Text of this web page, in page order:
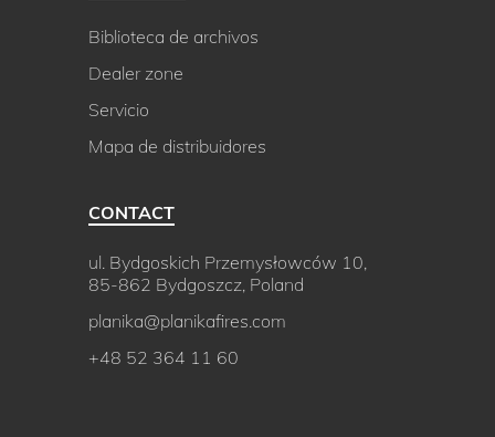
Biblioteca de archivos
Dealer zone
Servicio
Mapa de distribuidores
CONTACT
ul. Bydgoskich Przemysłowców 10,
85-862 Bydgoszcz, Poland
planika@planikafires.com
+48 52 364 11 60